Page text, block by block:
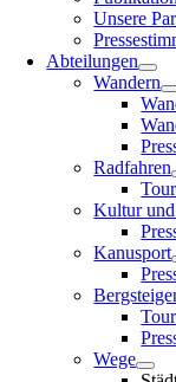
Unsere
Abteilungen
Wandern
Radfahren
Kultur
Kanusport
Wege